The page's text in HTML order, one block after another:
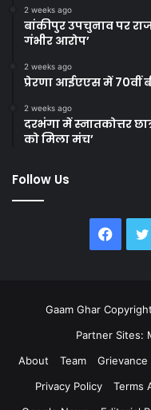
2 weeks ago
बांकीपुर उपचुनाव पर
गंभीर आरोप’
2 weeks ago
प्रेरणा आईएएस में 70वीं
2 weeks ago
दरभंगा में स्नातकोत्तर
को मिला मंच’
Follow Us
Gaam Ghar
Partner Sites:
About
Team Grievance
Privacy Policy
Terms